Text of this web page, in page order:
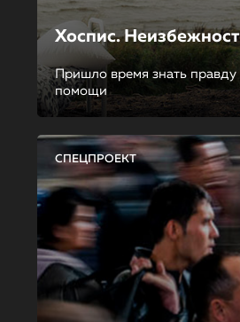
Хоспис.
Пришло время знать правду
помощи
СПЕЦПРОЕКТ